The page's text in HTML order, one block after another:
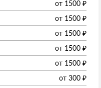
от 1500 ₽
от 1500 ₽
от 1500 ₽
от 1500 ₽
от 1500 ₽
от 300 ₽